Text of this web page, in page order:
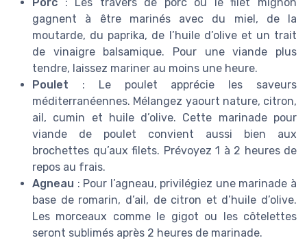
Porc : Les travers de porc ou le filet mignon
gagnent à être marinés avec du miel, de la
moutarde, du paprika, de l’huile d’olive et un trait
de vinaigre balsamique. Pour une viande plus
tendre, laissez mariner au moins une heure.
Poulet : Le poulet apprécie les saveurs
méditerranéennes. Mélangez yaourt nature, citron,
ail, cumin et huile d’olive. Cette marinade pour
viande de poulet convient aussi bien aux
brochettes qu’aux filets. Prévoyez 1 à 2 heures de
repos au frais.
Agneau : Pour l’agneau, privilégiez une marinade à
base de romarin, d’ail, de citron et d’huile d’olive.
Les morceaux comme le gigot ou les côtelettes
seront sublimés après 2 heures de marinade.